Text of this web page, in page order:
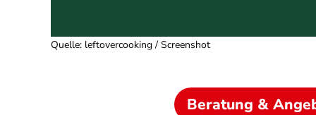
Quelle: leftovercooking / Screenshot
Beratung &